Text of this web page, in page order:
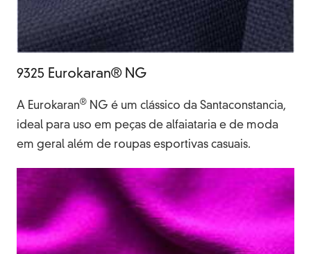
9325 Eurokaran® NG
A Eurokaran® NG é um clássico da Santaconstancia,
ideal para uso em peças de alfaiataria e de moda
em geral além de roupas esportivas casuais.